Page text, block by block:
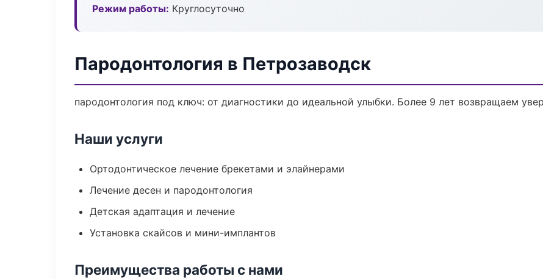
Режим работы: Круглосуточно
Пародонтология в Петрозаводск
пародонтология под ключ: от диагностики до идеальной улыбки. Более 9 лет возвращаем
Наши услуги
Ортодонтическое лечение брекетами и элайнерами
Лечение десен и пародонтология
Детская адаптация и лечение
Установка скайсов и мини-имплантов
Преимущества работы с нами